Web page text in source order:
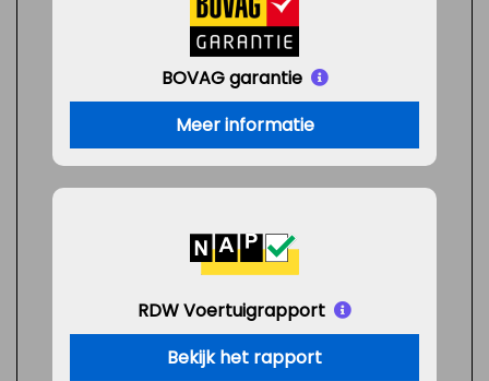
BOVAG garantie
Meer informatie
RDW Voertuigrapport
Bekijk het rapport